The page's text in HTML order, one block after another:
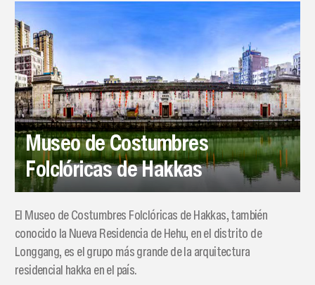
Museo de Costumbres
Folclóricas de Hakkas
El Museo de Costumbres Folclóricas de Hakkas, también
conocido la Nueva Residencia de Hehu, en el distrito de
Longgang, es el grupo más grande de la arquitectura
residencial hakka en el país.